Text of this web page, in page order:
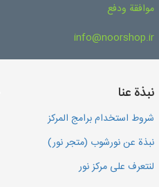
موافقة ودفع
info@noorshop.ir
نبذة عنا
شروط استخدام برامج المركز
نبذة عن نورشوب (متجر نور)
لنتعرف على مركز نور